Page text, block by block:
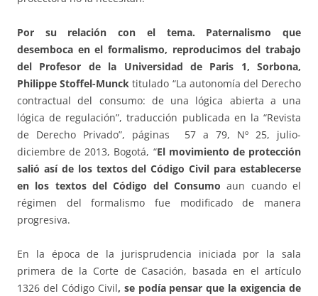
Por su relación con el tema. Paternalismo que
desemboca en el formalismo, reproducimos del trabajo
del Profesor de la Universidad de Paris 1, Sorbona,
Philippe Stoffel-Munck titulado “La autonomía del Derecho
contractual del consumo: de una lógica abierta a una
lógica de regulación”, traducción publicada en la “Revista
de Derecho Privado”, páginas 57 a 79, Nº 25, julio-
diciembre de 2013, Bogotá, “El movimiento de protección
salió así de los textos del Código Civil para establecerse
en los textos del Código del Consumo aun cuando el
régimen del formalismo fue modificado de manera
progresiva.
En la época de la jurisprudencia iniciada por la sala
primera de la Corte de Casación, basada en el artículo
1326 del Código Civil, se podía pensar que la exigencia de